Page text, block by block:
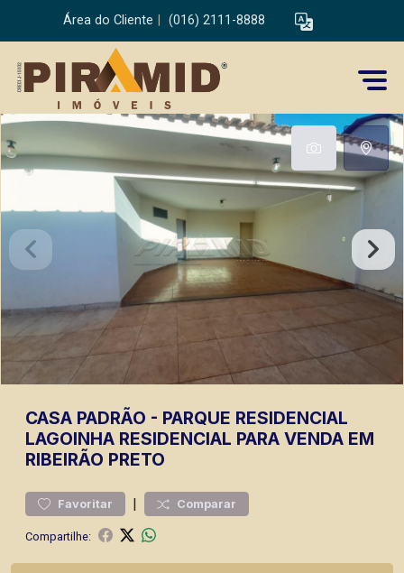
Área do Cliente (016) 2111-8888
CASA PADRÃO - PARQUE RESIDENCIAL
LAGOINHA RESIDENCIAL PARA VENDA EM
RIBEIRÃO PRETO
Favoritar | Comparar
Compartilhe: